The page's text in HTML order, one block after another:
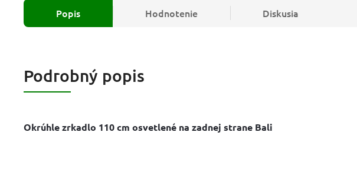
Popis Hodnotenie Diskusia
Podrobný popis
Okrúhle zrkadlo 110 cm osvetlené na zadnej strane Bali